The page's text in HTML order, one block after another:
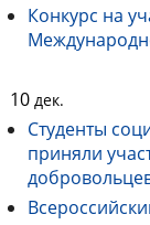
Конкурс на
10 дек.
Студенты
приняли